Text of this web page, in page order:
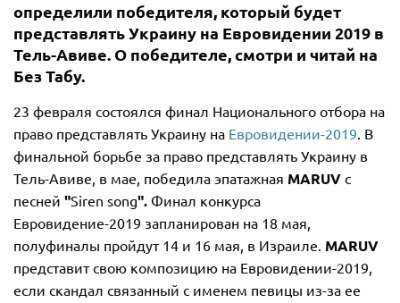
определили победителя, который будет
представлять Украину на Евровидении 2019 в
Тель-Авиве. О победителе, смотри и читай на
Без Табу.
23 февраля состоялся финал Национального отбора на
право представлять Украину на Евровидении-2019 . В
финальной борьбе за право представлять Украину в
Тель-Авиве, в мае, победила эпатажная MARUV с
песней "Siren song". Финал конкурса
Евровидение-2019 запланирован на 18 мая,
полуфиналы пройдут 14 и 16 мая, в Израиле. MARUV
представит свою композицию на Евровидении-2019,
если скандал связанный с именем певицы из-за ее